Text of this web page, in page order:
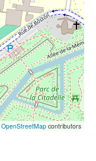
OpenStreetMapcontributors